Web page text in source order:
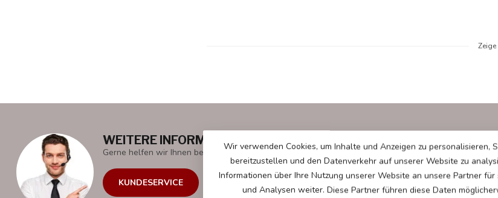
Zeige
WEITERE INFORMATIONEN
Gerne helfen wir Ihnen bei all Ihren Fragen weiter.
KUNDESERVICE
Wir verwenden Cookies, um Inhalte und Anzeigen zu personalisieren,
bereitzustellen und den Datenverkehr auf unserer Website zu
Informationen über Ihre Nutzung unserer Website an unsere Partner für
und Analysen weiter. Diese Partner führen diese Daten